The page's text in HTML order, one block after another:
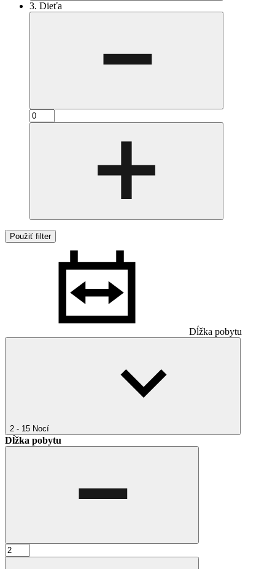
3. Dieťa
Použiť filter
Dĺžka pobytu
2 - 15 Nocí
Dĺžka pobytu